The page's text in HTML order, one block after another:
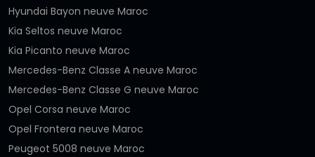
Hyundai Bayon neuve Maroc
Kia Seltos neuve Maroc
Kia Picanto neuve Maroc
Mercedes-Benz Classe A neuve Maroc
Mercedes-Benz Classe G neuve Maroc
Opel Corsa neuve Maroc
Opel Frontera neuve Maroc
Peugeot 5008 neuve Maroc